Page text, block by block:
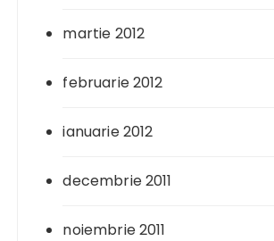
martie 2012
februarie 2012
ianuarie 2012
decembrie 2011
noiembrie 2011